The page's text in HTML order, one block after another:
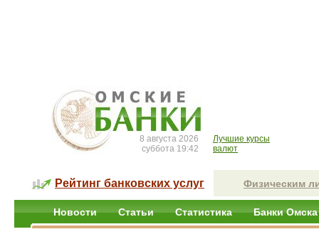
8 августа 2026
суббота 19:42
Лучшие курсы
валют
Рейтинг банковских услуг Физическим
Новости Статьи Статистика Банки Омска